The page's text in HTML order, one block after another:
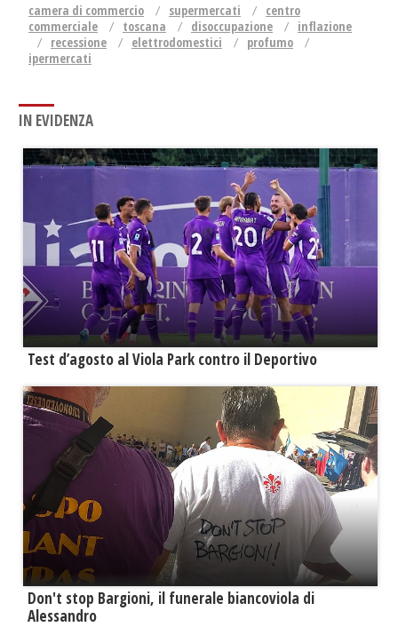
camera di commercio supermercati
centro
commerciale
toscana disoccupazione
inflazione
recessione
elettrodomestici
profumo
ipermercati
IN EVIDENZA
Test d’agosto al Viola Park contro il Deportivo
Don't stop Bargioni, il funerale biancoviola di
Alessandro